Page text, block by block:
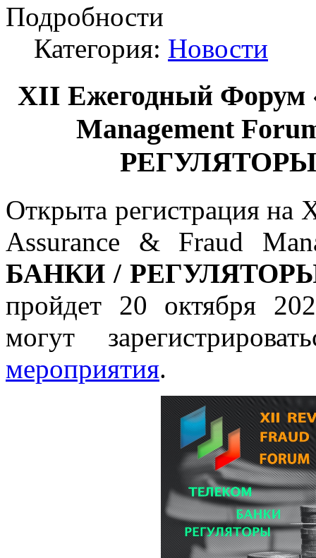
Подробности
Категория: Новости
XII Ежегодный Форум
Management
РЕГУЛЯТОРЫ.
Открыта регистрация
Assurance & Fraud
БАНКИ / РЕГУЛЯТОРЫ.
пройдет 20 октября
могут
мероприятия.